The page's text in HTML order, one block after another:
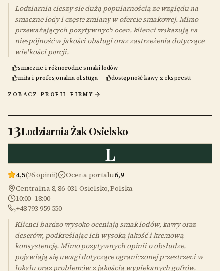
Lodziarnia cieszy się dużą popularnością ze względu na
smaczne lody i częste zmiany w ofercie smakowej. Mimo
przeważających pozytywnych ocen, klienci wskazują na
niespójność w jakości obsługi oraz zastrzeżenia dotyczące
wielkości porcji.
smaczne i różnorodne smaki lodów
miła i profesjonalna obsługa
dostępność kawy z ekspresu
ZOBACZ PROFIL FIRMY
13Lodziarnia Żak Osielsko
L
4,5(26 opinii) Ocena portalu6,9
Centralna 8, 86-031 Osielsko, Polska
10:00–18:00
+48 793 959 550
Klienci bardzo wysoko oceniają smak lodów, kawy oraz
deserów, podkreślając ich wysoką jakość i kremową
konsystencję. Mimo pozytywnych opinii o obsłudze,
pojawiają się uwagi dotyczące ograniczonej przestrzeni w
lokalu oraz problemów z jakością wypiekanych gofrów.